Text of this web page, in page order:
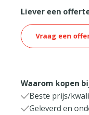
Liever een
Vraag een
Waarom kopen
Beste prijs/
Geleverd en